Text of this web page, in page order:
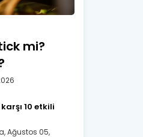
mi?
10 etkili
Ağustos 05,